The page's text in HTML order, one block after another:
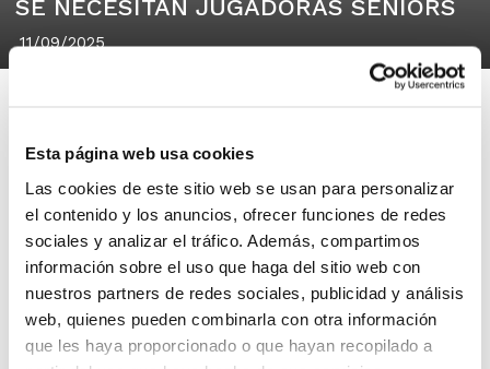
Esta página web usa cookies
Las cookies de este sitio web se usan para personalizar
el contenido y los anuncios, ofrecer funciones de redes
sociales y analizar el tráfico. Además, compartimos
información sobre el uso que haga del sitio web con
nuestros partners de redes sociales, publicidad y análisis
web, quienes pueden combinarla con otra información
que les haya proporcionado o que hayan recopilado a
SE NECESITAN JUGADORAS SENIORS
11/09/2025
CD JESUITAS VALENCIA
46015 VALENCIA
Se necesitan jugadoras seniors en CD
Jesuitas Valencia